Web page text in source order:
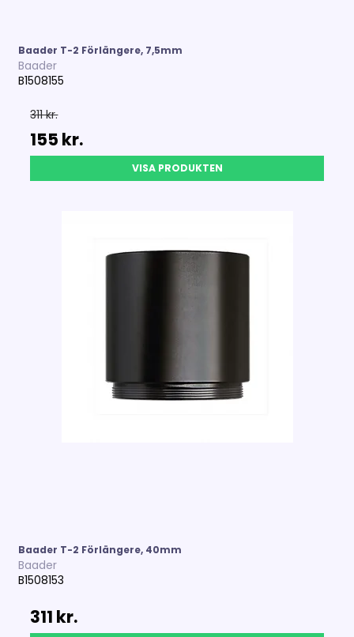
Baader T-2 Förlängere, 7,5mm
Baader
B1508155
311 kr.
155 kr.
VISA PRODUKTEN
Baader T-2 Förlängere, 40mm
Baader
B1508153
311 kr.